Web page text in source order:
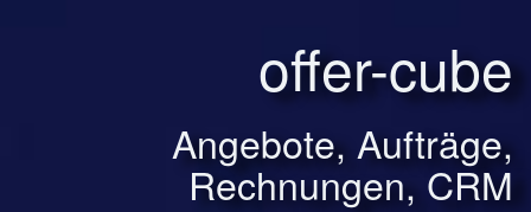
offer-cube
Angebote, Aufträge,
Rechnungen, CRM